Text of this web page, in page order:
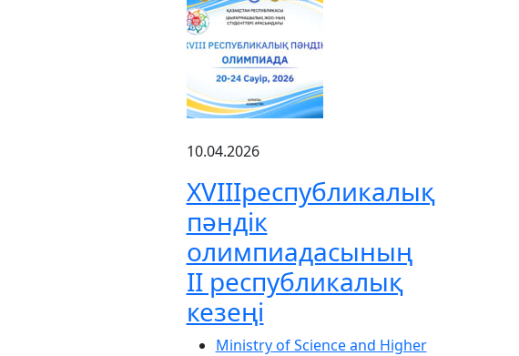
10.04.2026
XVIIIреспубликалық
пәндік
олимпиадасының
ІІ республикалық
кезеңі
Ministry of Science and Higher